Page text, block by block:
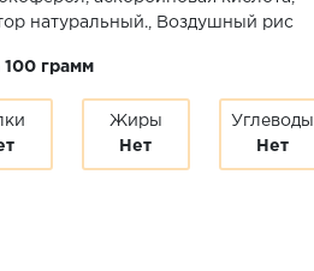
натуральный., Воздушный рис
100 грамм
Жиры
Нет
Углеводы
Нет